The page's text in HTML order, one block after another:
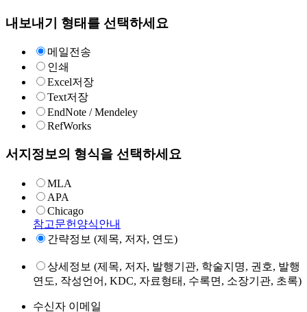
내보내기 형태를 선택하세요
메일전송
인쇄
Excel저장
Text저장
EndNote / Mendeley
RefWorks
서지정보의 형식을 선택하세요
MLA
APA
Chicago
참고문헌양식안내
간략정보 (제목, 저자, 연도)
상세정보 (제목, 저자, 발행기관, 학술지명, 권호, 발행
연도, 작성언어, KDC, 자료형태, 수록면, 소장기관, 초록)
수신자 이메일